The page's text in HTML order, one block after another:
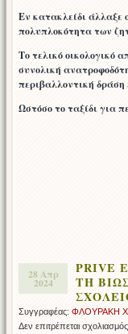
Εν κατακλείδι άλλαξε
πολυπλοκότητα των
Το τελικό οικολογικό
συνολική
περιβαλλοντική δράση
Ωστόσο το ταξίδι για
28 Απρ
2024
PRIVE
ΤΗ
Συγγραφέας: ΦΛΟΥΡΑΚΗ
Δεν επιτρέπεται σχολιασμός